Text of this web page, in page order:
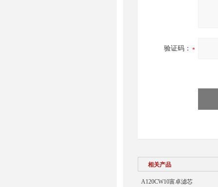
验证码：
相关产品
A120CW10富卓滤芯